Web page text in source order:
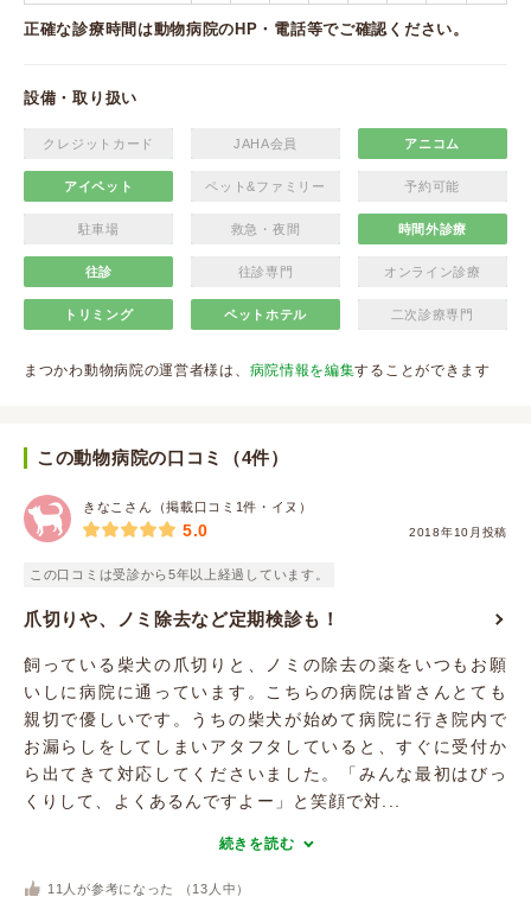
正確な診療時間は動物病院のHP・電話等でご確認ください。
設備・取り扱い
クレジットカード JAHA会員 アニコム
アイペット ペット&ファミリー 予約可能
駐車場 救急・夜間 時間外診療
往診 往診専門 オンライン診療
トリミング ペットホテル 二次診療専門
まつかわ動物病院の運営者様は、 病院情報を編集することができます
この動物病院の口コミ（4件）
きなこさん（掲載口コミ1件・イヌ）
2018年10月投稿
5.0
この口コミは受診から5年以上経過しています。
爪切りや、ノミ除去など定期検診も！
飼っている柴犬の爪切りと、ノミの除去の薬をいつもお願
いしに病院に通っています。こちらの病院は皆さんとても
親切で優しいです。うちの柴犬が始めて病院に行き院内で
お漏らしをしてしまいアタフタしていると、すぐに受付か
ら出てきて対応してくださいました。「みんな最初はびっ
くりして、よくあるんですよー」と笑顔で対...
続きを読む
11 人が参考になった （ 13 人中）